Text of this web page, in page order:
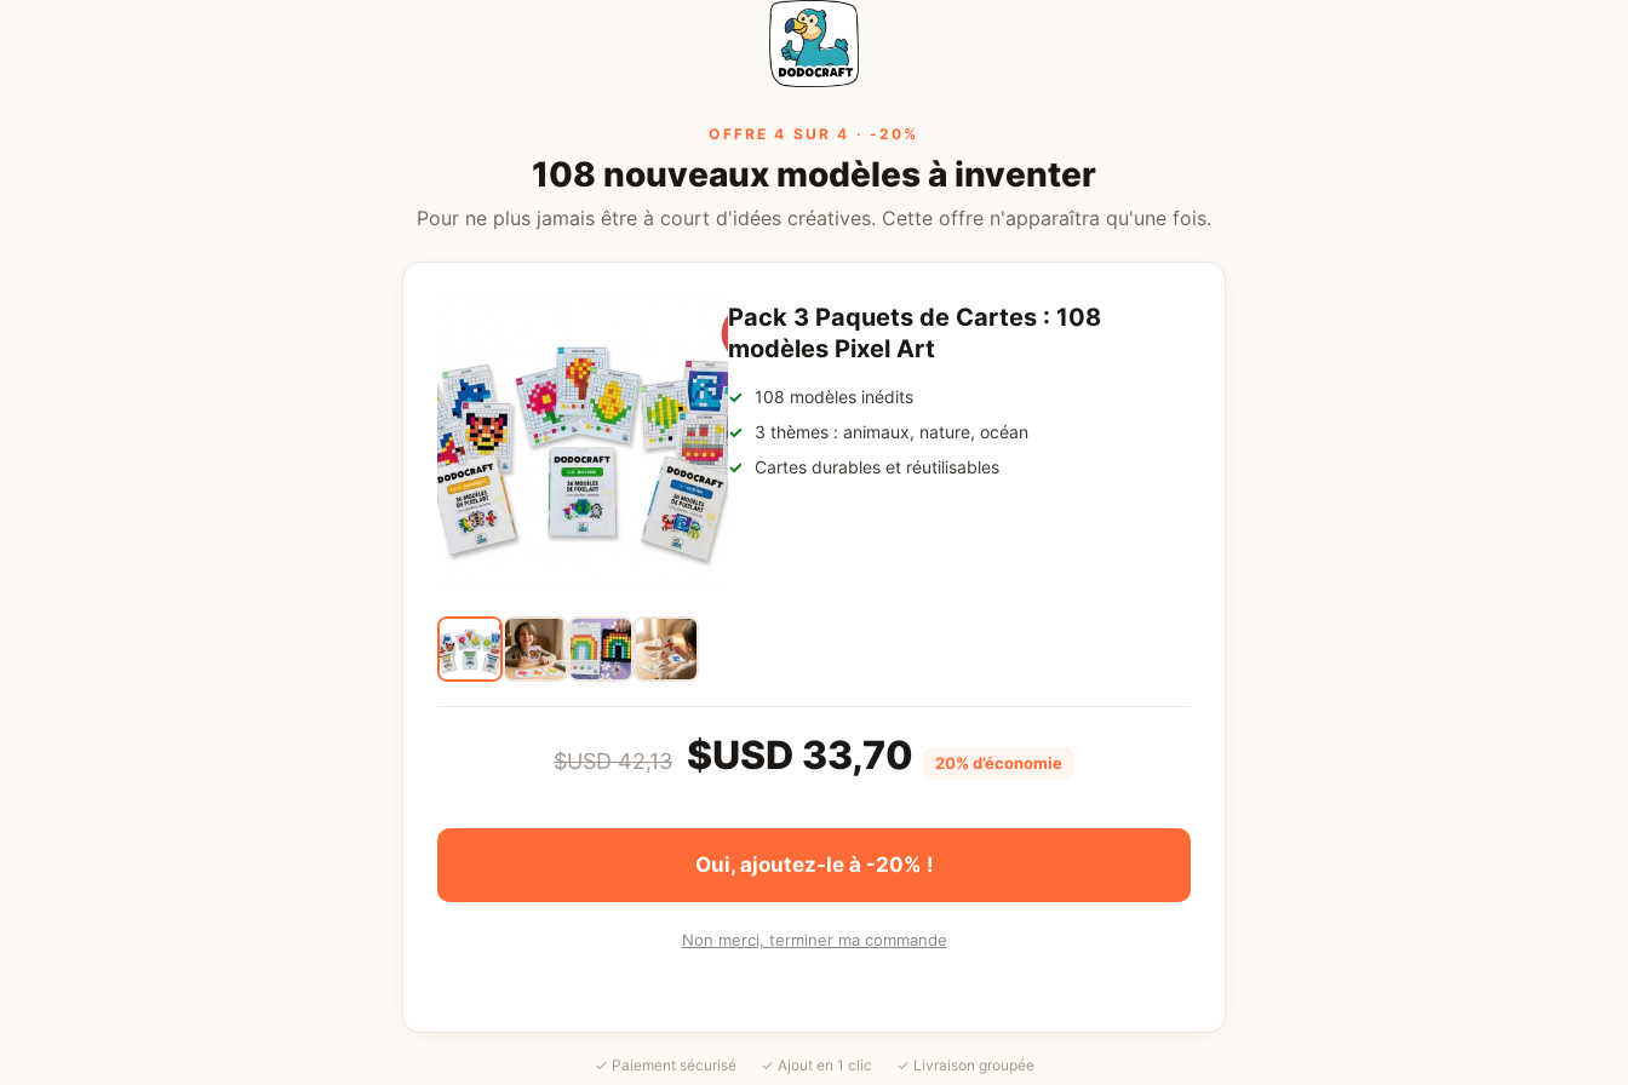
OFFRE 4 SUR 4 · -20%
108 nouveaux modèles à inventer
Pour ne plus jamais être à court d'idées créatives. Cette offre n'apparaîtra qu'une fois.
Pack 3 Paquets de Cartes : 108
modèles Pixel Art
108 modèles inédits
3 thèmes : animaux, nature, océan
Cartes durables et réutilisables
$USD42,13 $USD 33,70 20% d’économie
Oui, ajoutez-le à -20% !
Non merci, terminer ma commande
✓ Paiement sécurisé ✓ Ajout en 1 clic ✓ Livraison groupée